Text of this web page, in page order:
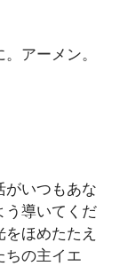
アーメン。
がいつもあな
う導いてくだ
ほめたたえ
ちの主イエ